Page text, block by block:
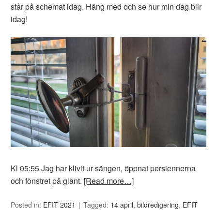
står på schemat idag. Häng med och se hur min dag blir
idag!
Kl 05:55 Jag har klivit ur sängen, öppnat persiennerna
och fönstret på glänt. [Read more…]
Posted in: EFIT 2021 Tagged: 14 april,bildredigering, EFIT